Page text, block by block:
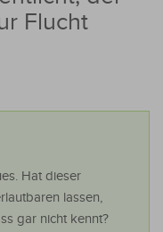
Flucht
Hat dieser
lassen,
gar nicht kennt?